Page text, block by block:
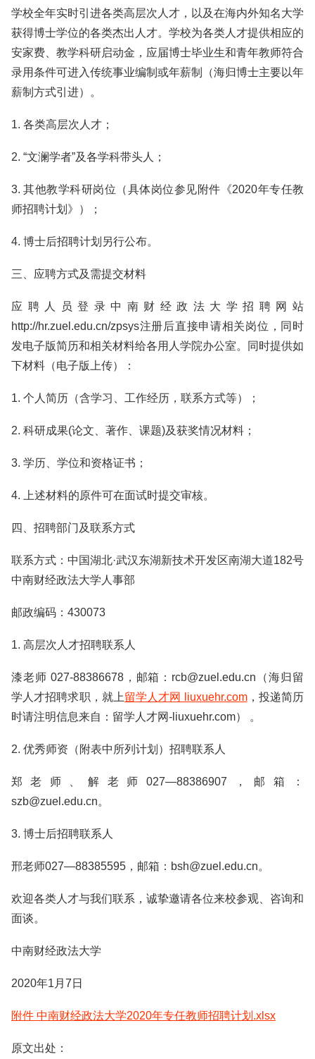
学校全年实时引进各类高层次人才，以及在海内外知名大学
获得博士学位的各类杰出人才。学校为各类人才提供相应的
安家费、教学科研启动金，应届博士毕业生和青年教师符合
录用条件可进入传统事业编制或年薪制（海归博士主要以年
薪制方式引进）。
1. 各类高层次人才；
2. “文澜学者”及各学科带头人；
3. 其他教学科研岗位（具体岗位参见附件《2020年专任教
师招聘计划》）；
4. 博士后招聘计划另行公布。
三、应聘方式及需提交材料
应聘人员登录中南财经政法大学招聘网站
http://hr.zuel.edu.cn/zpsys注册后直接申请相关岗位，同时
发电子版简历和相关材料给各用人学院办公室。同时提供如
下材料（电子版上传）：
1. 个人简历（含学习、工作经历，联系方式等）；
2. 科研成果(论文、著作、课题)及获奖情况材料；
3. 学历、学位和资格证书；
4. 上述材料的原件可在面试时提交审核。
四、招聘部门及联系方式
联系方式：中国湖北·武汉东湖新技术开发区南湖大道182号
中南财经政法大学人事部
邮政编码：430073
1. 高层次人才招聘联系人
漆老师 027-88386678，邮箱：rcb@zuel.edu.cn（海归留
学人才招聘求职，就上留学人才网 liuxuehr.com，投递简历
时请注明信息来自：留学人才网-liuxuehr.com） 。
2. 优秀师资（附表中所列计划）招聘联系人
郑老师、解老师027—88386907，邮箱：
szb@zuel.edu.cn。
3. 博士后招聘联系人
邢老师027—88385595，邮箱：bsh@zuel.edu.cn。
欢迎各类人才与我们联系，诚挚邀请各位来校参观、咨询和
面谈。
中南财经政法大学
2020年1月7日
附件 中南财经政法大学2020年专任教师招聘计划.xlsx
原文出处：